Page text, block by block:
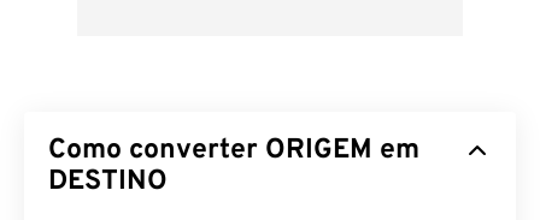
Como converter ORIGEM em
DESTINO